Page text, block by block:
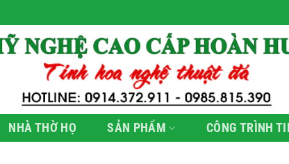
NHÀ THỜ HỌ SẢN PHẨM CÔNG TRÌNH